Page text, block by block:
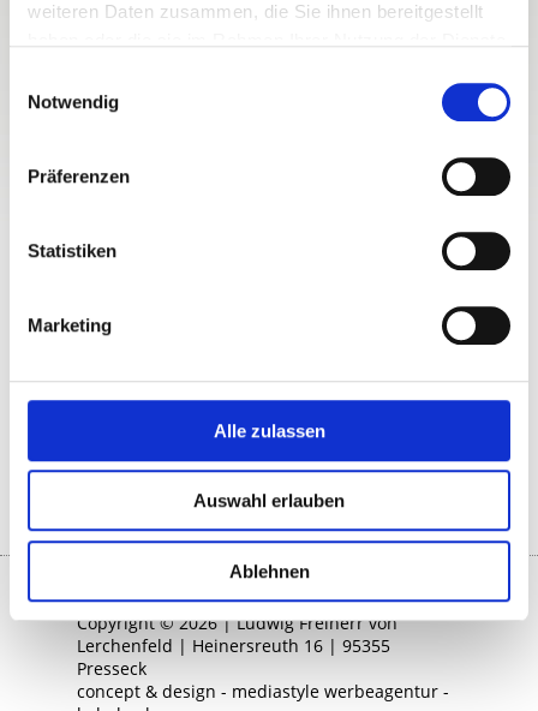
weiteren Daten zusammen, die Sie ihnen bereitgestellt
Notwendig
Präferenzen
Statistiken
Marketing
Alle zulassen
Auswahl erlauben
Ablehnen
Veranstaltung oder
Bei Interesse eine Veranstaltung oder Feier
Telefon: +49 9222 206 | Telefax: +49 9222 576
Copyright © 2026 | Ludwig Freiherr von
Lerchenfeld | Heinersreuth 16 | 95355
Presseck
concept & design - mediastyle werbeagentur -